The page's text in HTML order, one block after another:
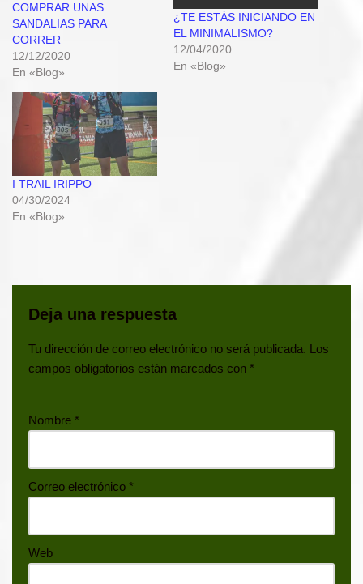
COMPRAR UNAS
SANDALIAS PARA
CORRER
12/12/2020
En «Blog»
¿TE ESTÁS INICIANDO EN
EL MINIMALISMO?
12/04/2020
En «Blog»
I TRAIL IRIPPO
04/30/2024
En «Blog»
Deja una respuesta
Tu dirección de correo electrónico no será publicada. Los
campos obligatorios están marcados con *
Nombre *
Correo electrónico *
Web